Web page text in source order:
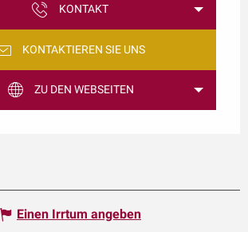
KONTAKT
KONTAKTIEREN SIE UNS
ZU DEN WEBSEITEN
Einen Irrtum angeben